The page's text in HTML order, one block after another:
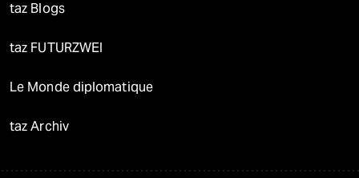
taz Blogs
taz FUTURZWEI
Le Monde diplomatique
taz Archiv